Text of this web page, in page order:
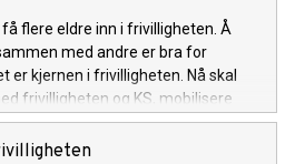
flere eldre inn i frivilligheten. Å
med andre er bra for
er kjernen i frivilligheten. Nå skal
frivilligheten og KS, mobilisere
samfunnsoppgaver.